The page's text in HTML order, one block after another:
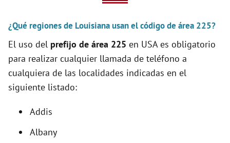
i
d
¿Qué regiones de Louisiana usan el código de área 225?
El uso del prefijo de área 225 en USA es obligatorio
para realizar cualquier llamada de teléfono a
cualquiera de las localidades indicadas en el
siguiente listado:
Addis
Albany